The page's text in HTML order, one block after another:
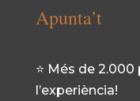
Apunta’t
⭐ Més de
l’experiència!